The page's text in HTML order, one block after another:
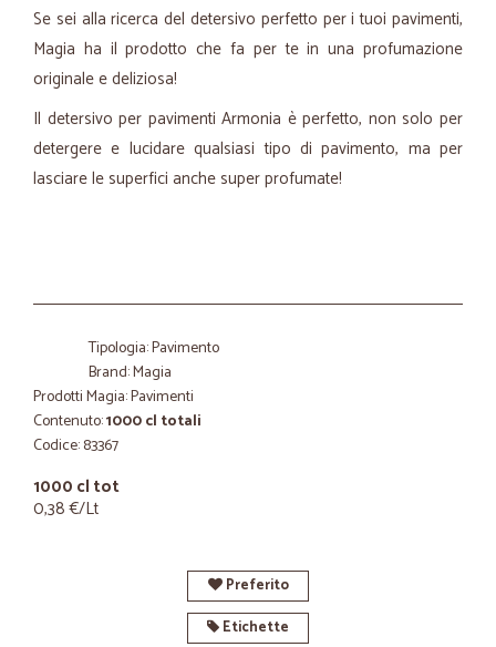
Se sei alla ricerca del detersivo perfetto per i tuoi pavimenti,
Magia ha il prodotto che fa per te in una profumazione
originale e deliziosa!
Il detersivo per pavimenti Armonia è perfetto, non solo per
detergere e lucidare qualsiasi tipo di pavimento, ma per
lasciare le superfici anche super profumate!
Tipologia: Pavimento
Brand: Magia
Prodotti Magia: Pavimenti
Contenuto:1000 cl totali
Codice: 83367
1000 cl tot
0,38 €/Lt
Preferito
Etichette